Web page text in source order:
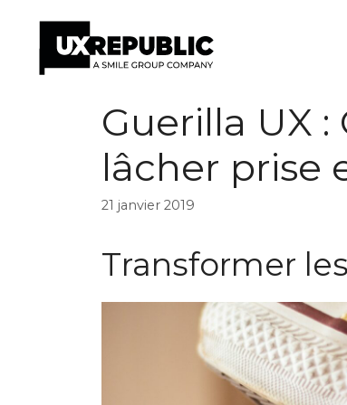
Guerilla UX
lâcher prise
21 janvier 2019
Transformer